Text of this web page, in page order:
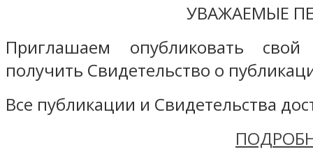
УВАЖАЕМЫЕ
Приглашаем опубликовать
получить Свидетельство о
Все публикации и Свидетельства